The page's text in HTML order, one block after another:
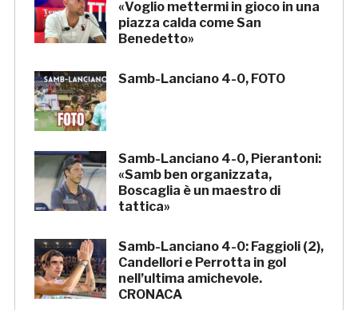
«Voglio mettermi in gioco in una
piazza calda come San
Benedetto»
Samb-Lanciano 4-0, FOTO
Samb-Lanciano 4-0, Pierantoni:
«Samb ben organizzata,
Boscaglia è un maestro di
tattica»
Samb-Lanciano 4-0: Faggioli (2),
Candellori e Perrotta in gol
nell’ultima amichevole.
CRONACA